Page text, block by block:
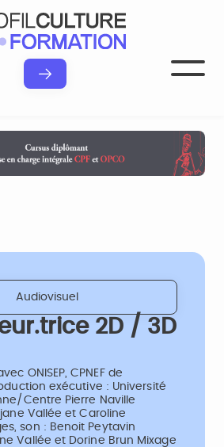
Audiovisuel
2D / 3D
ONISEP, CPNEF de
exécutive : Université
Centre Pierre Naville
Vallée et Caroline
son : Benoit Peytavin
Vallée et Dorine Brun Mixage